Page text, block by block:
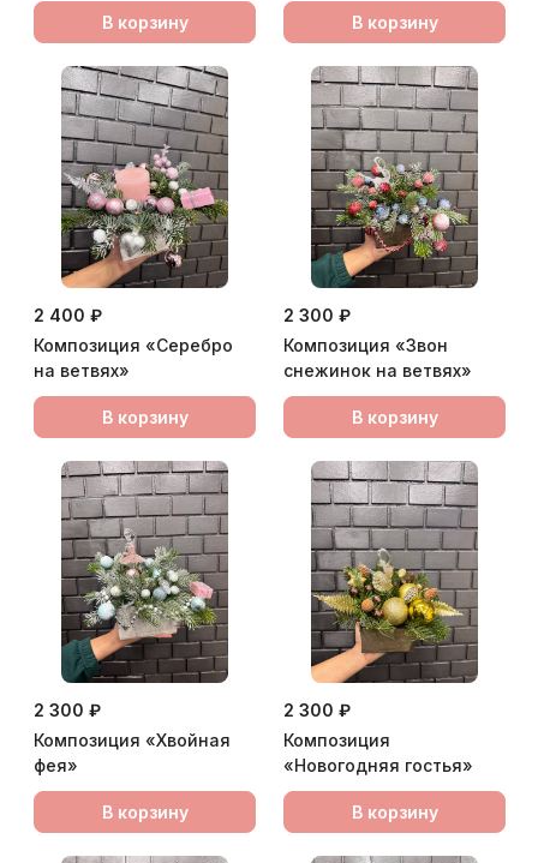
В корзину В корзину
2 400 ₽
Композиция «Серебро
на ветвях»
В корзину
2 300 ₽
Композиция «Звон
снежинок на ветвях»
В корзину
2 300 ₽
Композиция «Хвойная
фея»
В корзину
2 300 ₽
Композиция
«Новогодняя гостья»
В корзину